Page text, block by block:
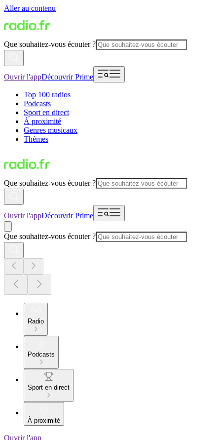
Aller au contenu
Que souhaitez-vous écouter ?
Ouvrir l'appDécouvrir Prime
Top 100 radios
Podcasts
Sport en direct
À proximité
Genres musicaux
Thèmes
Que souhaitez-vous écouter ?
Ouvrir l'appDécouvrir Prime
Que souhaitez-vous écouter ?
Radio
Podcasts
Sport en direct
À proximité
Ouvrir l'app